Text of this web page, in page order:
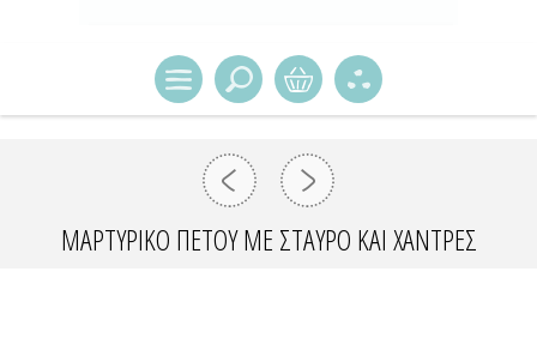
ΜΑΡΤΥΡΙΚΌ ΠΈΤΟΥ ΜΕ ΣΤΑΥΡΌ ΚΑΙ ΧΆΝΤΡΕΣ